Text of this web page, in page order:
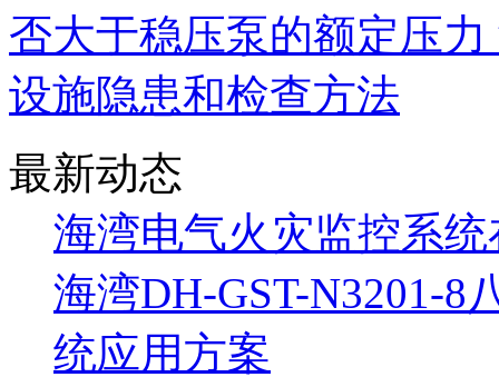
否大于稳压泵的额定压力
设施隐患和检查方法
最新动态
海湾电气火灾监控系
海湾DH-GST-N3201-8
统应用方案